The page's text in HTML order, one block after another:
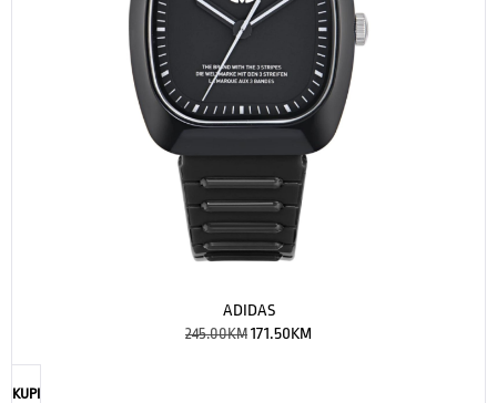
ADIDAS
245.00KM171.50KM
KUPI